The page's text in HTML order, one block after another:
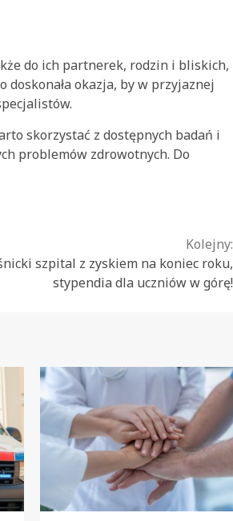
do ich partnerek, rodzin i bliskich,
okazja, by w przyjaznej
skorzystać z dostępnych badań i
problemów zdrowotnych. Do
Kolejny:
szpital z zyskiem na koniec roku,
stypendia dla uczniów w górę!